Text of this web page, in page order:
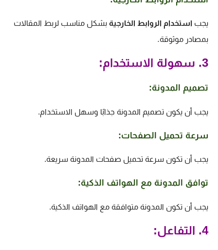
يجب استخدام الروابط الخارجية بشكل مناسب لربط المقالات
بمصادر موثوقة.
3. سهولة الاستخدام:
تصميم المدونة:
يجب أن يكون تصميم المدونة جذابًا وسهل الاستخدام.
سرعة تحميل الصفحات:
يجب أن تكون سرعة تحميل صفحات المدونة سريعة.
توافق المدونة مع الهواتف الذكية:
يجب أن تكون المدونة متوافقة مع الهواتف الذكية.
4. التفاعل: